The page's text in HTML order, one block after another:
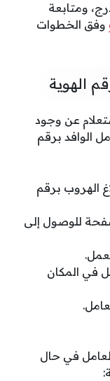
ومتابعة
وفق الخطوات
الهوية
عن وجود
الوافد برقم
الهروب برقم
للوصول إلى
في المكان
في حال